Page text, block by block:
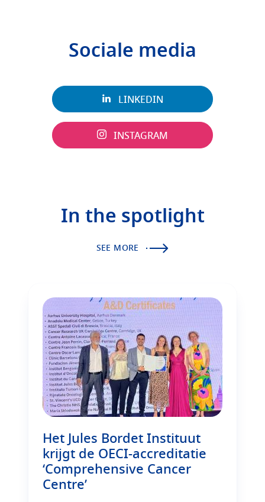
Sociale media
LINKEDIN
INSTAGRAM
In the spotlight
SEE MORE
Het Jules Bordet Instituut
krijgt de OECI-accreditatie
‘Comprehensive Cancer
Centre’